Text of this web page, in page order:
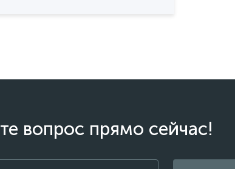
вопрос прямо сейчас!